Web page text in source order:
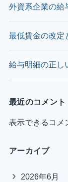
外資系企業の給
最低賃金の改定
給与明細の正し
最近のコメント
表示できるコメ
アーカイブ
2026年6月